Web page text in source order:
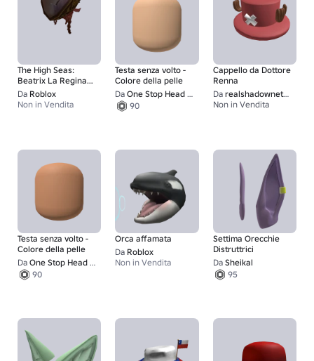
The High Seas:
Beatrix La Regina
dei Pirati - Cappello
Da Roblox
Non in Vendita
Testa senza volto -
Colore della pelle
Da One Stop Head Shop
90
Cappello da Dottore
Renna
Da realshadownetwork
Non in Vendita
Testa senza volto -
Colore della pelle
Da One Stop Head Shop
90
Orca affamata
Da Roblox
Non in Vendita
Settima Orecchie
Distruttrici
Da Sheikal
95